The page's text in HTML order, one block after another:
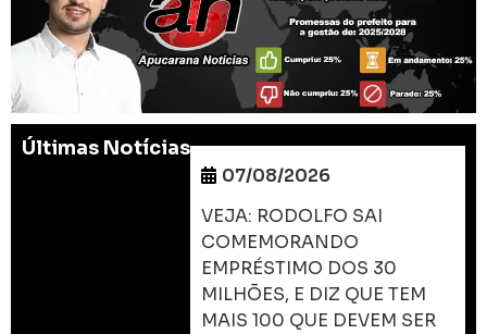
Últimas Notícias
07/08/2026
VEJA: RODOLFO SAI
COMEMORANDO
EMPRÉSTIMO DOS 30
MILHÕES, E DIZ QUE TEM
MAIS 100 QUE DEVEM SER